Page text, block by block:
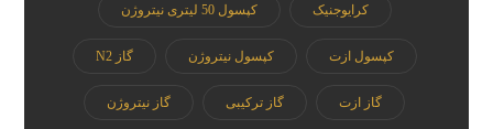
کرایوجنیک کپسول 50 لیتری نیتروژن
کپسول ازت کپسول نیتروژن گاز N2
گاز ازت گاز ترکیبی گاز نیتروژن